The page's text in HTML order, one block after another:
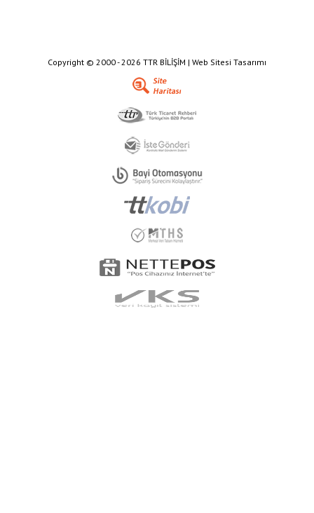
Copyright © 2000 - 2026 TTR BİLİŞİM | Web Sitesi Tasarımı